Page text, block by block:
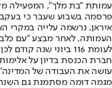
עמותת "בת מלך", המפעילה
פרסמה בשבוע שעבר כי
איראן, נרשמה עלייה במקרי
לעומת 116 ביוני שנה קודם לכן - עלייה של כ-44%.
חברת הכנסת בדיון על
עושה את העבודה של
מגמה דומה מסתמנת גם